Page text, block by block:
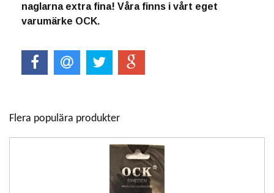
naglarna extra fina! Våra finns i vårt eget
varumärke OCK.
Flera populära produkter